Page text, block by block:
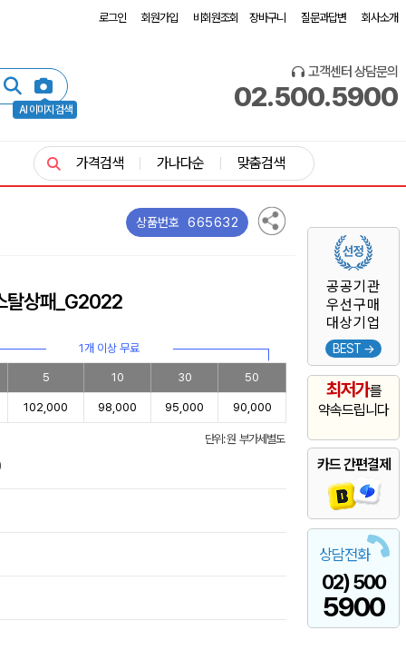
로그인 회원가입 비회원조회 장바구니 질문과답변 회사소개
AI 이미지 검색
고객센터 상담문의
02.500.5900
공공기관
우선구매
대상기업
BEST →
최저가를
약속드립니다
카드 간편결제
상담전화
02) 500
5900
가격검색 가나다순 맞춤검색
상품번호 665632
탈상패_G2022
1개 이상 무료
5 10 30 50
102,000 98,000 95,000 90,000
단위: 원 부가세별도